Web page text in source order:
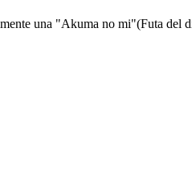
una "Akuma no mi"(Futa del